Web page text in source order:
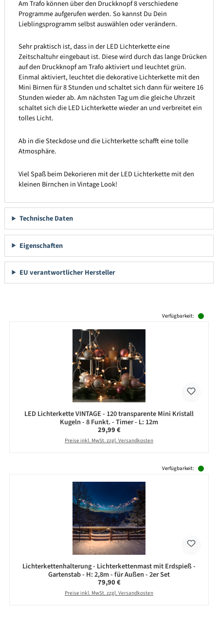
Am Trafo können über den Druckknopf 8 verschiedene
Programme aufgerufen werden. So kannst Du Dein
Lieblingsprogramm selbst auswählen oder verändern.
Sehr praktisch ist, dass in der LED Lichterkette eine
Zeitschaltuhr eingebaut ist. Diese wird durch das lange Drücken
auf den Druckknopf am Trafo aktiviert und leuchtet grün.
Einmal aktiviert, leuchtet die dekorative Lichterkette mit den
Mini Birnen für 8 Stunden und schaltet sich dann für weitere 16
Stunden wieder ab. Am nächsten Tag um die gleiche Uhrzeit
schaltet sich die LED Lichterkette wieder an und verbreitet ein
tolles Licht.
Ab in die Steckdose und die Lichterkette schafft eine tolle
Atmosphäre.
Viel Spaß beim Dekorieren mit der LED Lichterkette mit den
kleinen Birnchen in Vintage Look!
Technische Daten
Eigenschaften
EU verantwortlicher Hersteller
Verfügbarkeit:
LED Lichterkette VINTAGE - 120 transparente Mini Kristall
Kugeln - 8 Funkt. - Timer - L: 12m
Regulärer Preis:
29,99 €
Preise inkl. MwSt. zzgl. Versandkosten
Verfügbarkeit:
Lichterkettenhalterung - Lichterkettenmast mit Erdspieß -
Gartenstab - H: 2,8m - für Außen - 2er Set
Regulärer Preis:
79,90 €
Preise inkl. MwSt. zzgl. Versandkosten